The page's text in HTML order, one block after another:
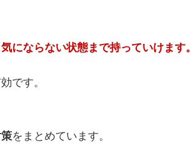
にならない状態まで持っていけます。
です。
をまとめています。